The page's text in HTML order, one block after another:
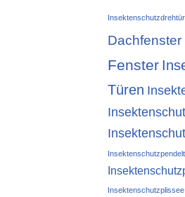
Insektenschutzdrehtür
Dachfenster
Fenster
Türen